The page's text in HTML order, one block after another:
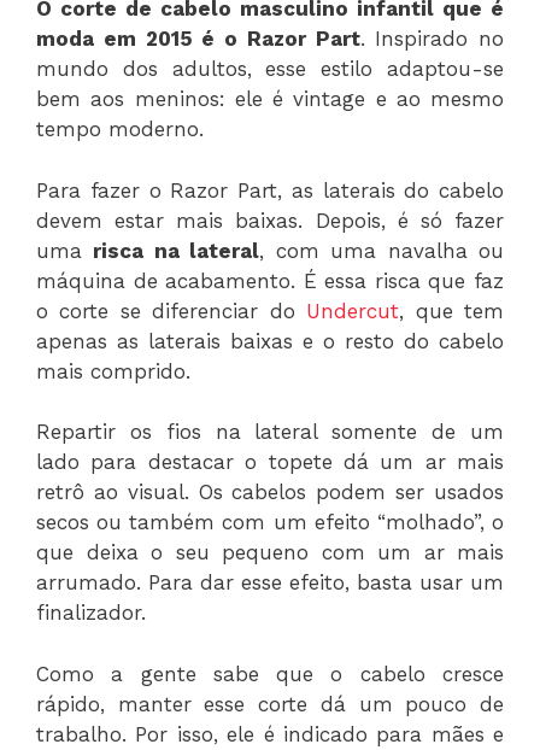
O corte de cabelo masculino infantil que é
moda em 2015 é o Razor Part. Inspirado no
mundo dos adultos, esse estilo adaptou-se
bem aos meninos: ele é vintage e ao mesmo
tempo moderno.
Para fazer o Razor Part, as laterais do cabelo
devem estar mais baixas. Depois, é só fazer
uma risca na lateral, com uma navalha ou
máquina de acabamento. É essa risca que faz
o corte se diferenciar do Undercut, que tem
apenas as laterais baixas e o resto do cabelo
mais comprido.
Repartir os fios na lateral somente de um
lado para destacar o topete dá um ar mais
retrô ao visual. Os cabelos podem ser usados
secos ou também com um efeito “molhado”, o
que deixa o seu pequeno com um ar mais
arrumado. Para dar esse efeito, basta usar um
finalizador.
Como a gente sabe que o cabelo cresce
rápido, manter esse corte dá um pouco de
trabalho. Por isso, ele é indicado para mães e